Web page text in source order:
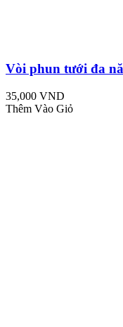
Vòi phun tưới đa
35,000 VND
Thêm Vào Giỏ